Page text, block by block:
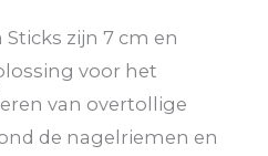
zijn 7 cm en
voor het
van overtollige
de nagelriemen en